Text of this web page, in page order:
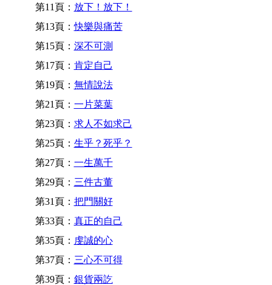
第11頁： 放下！放下！
第13頁：快樂與痛苦
第15頁： 深不可測
第17頁： 肯定自己
第19頁： 無情說法
第21頁： 一片菜葉
第23頁： 求人不如求己
第25頁： 生乎？死乎？
第27頁： 一生萬千
第29頁： 三件古董
第31頁： 把門關好
第33頁： 真正的自己
第35頁： 虔誠的心
第37頁： 三心不可得
第39頁： 銀貨兩訖